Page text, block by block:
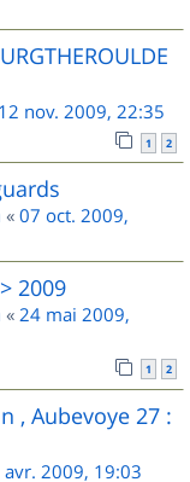
12 nov. 2009, 22:35
1 2
« 07 oct. 2009,
2009
« 24 mai 2009,
1 2
, Aubevoye 27 :
avr. 2009, 19:03